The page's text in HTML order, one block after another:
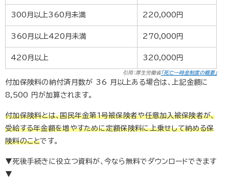
300 月以上360 月未満 220,000 円
360 月以上420 月未満 270,000 円
420 月以上 320,000 円
引用：厚生労働省「死亡一時金制度の概要」
付加保険料の納付済月数が 36
月以上ある場合は、上記金額に
8,500
円が加算されます。
付加保険料とは、国民年金第1号被保険者や任意加入被保険者が、
受給する年金額を増やすために定額保険料に上乗せして納める保
険料のことです。
▼死後手続きに役立つ資料が、今なら無料でダウンロードできます
▼